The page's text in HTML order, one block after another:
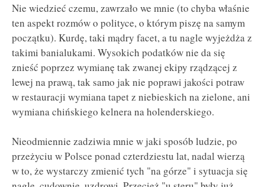
Nie wiedzieć czemu, zawrzało we mnie (to chyba właśnie
ten aspekt rozmów o polityce, o którym piszę na samym
początku). Kurdę, taki mądry facet, a tu nagle wyjeżdża z
takimi banialukami. Wysokich podatków nie da się
znieść poprzez wymianę tak zwanej ekipy rządzącej z
lewej na prawą, tak samo jak nie poprawi jakości potraw
w restauracji wymiana tapet z niebieskich na zielone, ani
wymiana chińskiego kelnera na holenderskiego.
Nieodmiennie zadziwia mnie w jaki sposób ludzie, po
przeżyciu w Polsce ponad czterdziestu lat, nadal wierzą
w to, że wystarczy zmienić tych "na górze" i sytuacja się